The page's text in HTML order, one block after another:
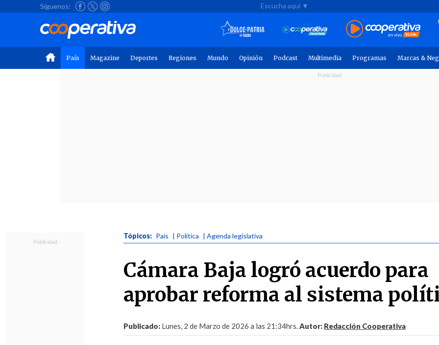
Síguenos: Escucha aquí ▼
País Magazine Deportes Regiones Mundo Opinión Podcast Multimedia Programas Marcas &
Tópicos: País | Política | Agenda legislativa
Cámara Baja logró acuerdo para
aprobar reforma al sistema
Publicado: Lunes, 2 de Marzo de 2026 a las 21:34hrs.Autor: Redacción Cooperativa